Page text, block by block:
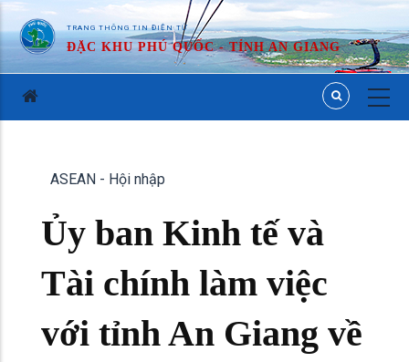
TRANG THÔNG TIN ĐIỆN TỬ
ĐẶC KHU PHÚ QUỐC - TỈNH AN GIANG
ASEAN - Hội nhập
Ủy ban Kinh tế và
Tài chính làm việc
với tỉnh An Giang về